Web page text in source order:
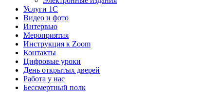
Услуги 1C
Видео и фото
Интервью
Мероприятия
Инструкция к Zoom
Контакты
Цифровые уроки
День открытых дверей
Работа у нас
Бессмертный полк